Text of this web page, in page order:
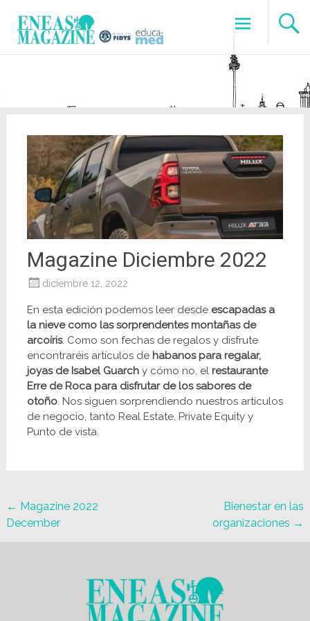
contenido
Magazine Diciembre 2022
diciembre 12, 2022
En esta edición podemos leer desde escapadas a
la nieve como las sorprendentes montañas de
arcoíris. Como son fechas de regalos y disfrute
encontraréis artículos de habanos para regalar,
joyas de Isabel Guarchy cómo no, el restaurante
Erre de Roca para disfrutar de los sabores de
otoño. Nos siguen sorprendiendo nuestros artículos
de negocio, tanto Real Estate, Private Equity y
Punto de vista.
Navegación
de
← Magazine 2022
December
Bienestar en las
organizaciones →